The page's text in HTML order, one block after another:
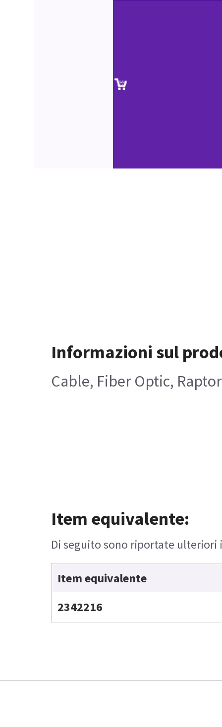
Informazioni sul
Cable, Fiber Optic,
Item equivalente:
Di seguito sono riportate
Item equivalente
2342216